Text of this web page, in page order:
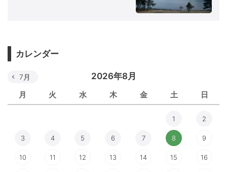
カレンダー
2026年8月
月 火 水 木 金 土 日
7月
1 2
3 4 5 6 7 8 9
10 11 12 13 14 15 16